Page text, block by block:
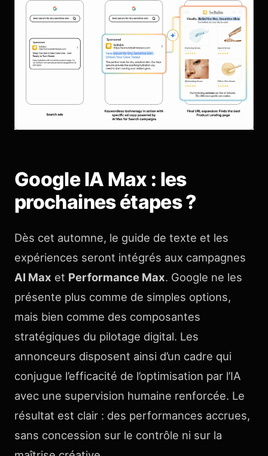
Google IA Max : les
prochaines étapes ?
Dès cet automne, le guide de texte et les
expériences seront intégrés aux campagnes
AI Max et Performance Max. Google ne les
présente plus comme de simples options,
mais bien comme des composantes
stratégiques du pilotage digital. Les
annonceurs disposent ainsi d’un cadre qui
conjugue l’efficacité de l’optimisation par l’IA
avec une supervision humaine renforcée. Le
résultat est clair : des performances accrues,
sans concession sur le contrôle ni sur la